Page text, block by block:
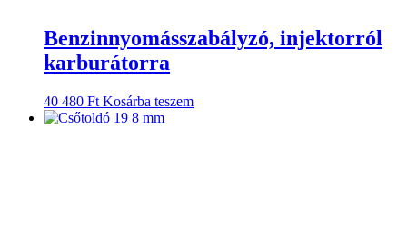
Benzinnyomásszabályzó, injektorról
karburátorra
40 480 Ft Kosárba teszem